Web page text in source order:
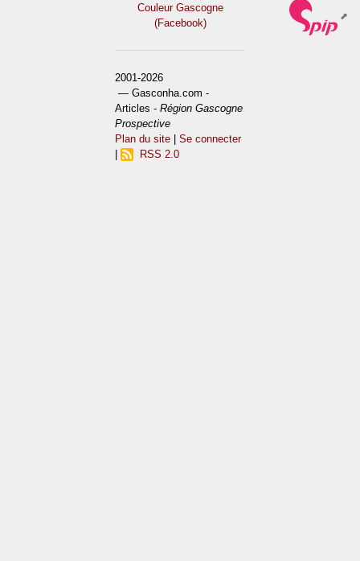
Couleur Gascogne
(Facebook)
2001-2026
— Gasconha.com -
Articles -Région Gascogne
Prospective
Plan du site |Se connecter
RSS 2.0